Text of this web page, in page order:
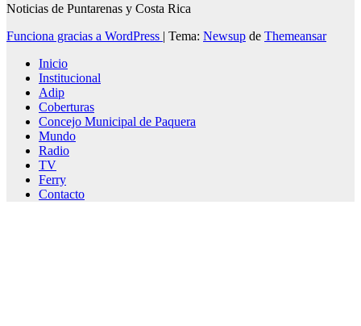
Noticias de Puntarenas y Costa Rica
Funciona gracias a WordPress | Tema: Newsup de Themeansar
Inicio
Institucional
Adip
Coberturas
Concejo Municipal de Paquera
Mundo
Radio
TV
Ferry
Contacto